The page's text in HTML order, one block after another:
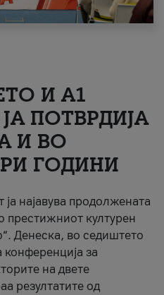
И A1
ПОТВРДИЈА
И ВО
ГОДИНИ
најавува продолжената
престижниот културен
Денеска, во седиштето
за
на двете
резултатите од